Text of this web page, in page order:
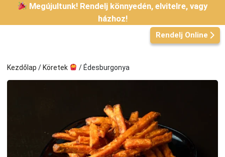
Kilépés
tartalomba
Megújultunk! Rendelj könnyedén, elvitelre, vagy
házhoz!
Rendelj Online
Kezdőlap /Köretek / Édesburgonya